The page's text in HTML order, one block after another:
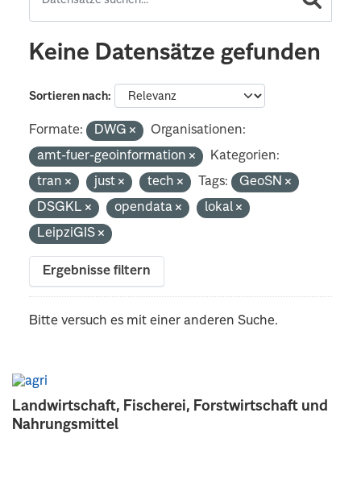
Landwirtschaft, Fischerei, Forstwirtschaft und
Nahrungsmittel
Keine Datensätze gefunden
Sortieren nach
Formate: DWG
Organisationen:
amt-fuer-geoinformation
Kategorien:
tran
just tech Tags:
GeoSN
DSGKL
opendata
lokal
LeipziGIS
Ergebnisse filtern
Bitte versuch es mit einer anderen Suche.